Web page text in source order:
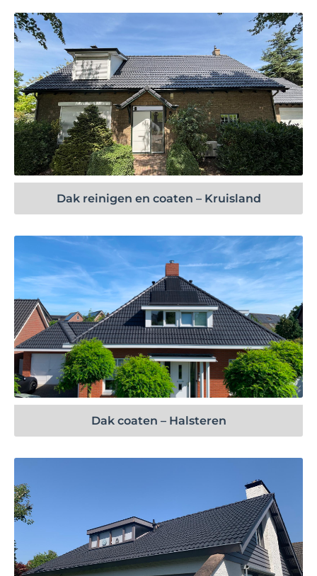
Bekijk project
Dak reinigen en coaten – Kruisland
Bekijk project
Dak coaten – Halsteren